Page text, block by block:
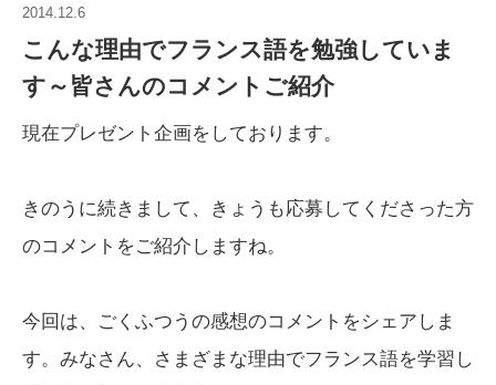
2014.12.6
こんな理由でフランス語を勉強していま
す～皆さんのコメントご紹介
現在プレゼント企画をしております。
きのうに続きまして、きょうも応募してくださった方
のコメントをご紹介しますね。
今回は、ごくふつうの感想のコメントをシェアしま
す。みなさん、さまざまな理由でフランス語を学習し